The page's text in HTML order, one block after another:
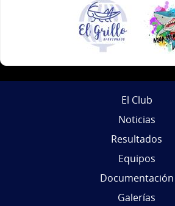
El Club
Noticias
Resultados
Equipos
Documentación
Galerías